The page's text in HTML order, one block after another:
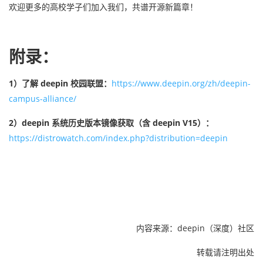
欢迎更多的高校学子们加入我们，共谱开源新篇章！
附录：
1）了解 deepin 校园联盟： https://www.deepin.org/zh/deepin-
campus-alliance/
2）deepin 系统历史版本镜像获取（含 deepin V15）：
https://distrowatch.com/index.php?distribution=deepin
内容来源：deepin（深度）社区
转载请注明出处